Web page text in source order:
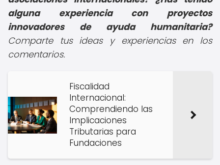
alguna experiencia con proyectos
innovadores de ayuda humanitaria?
Comparte tus ideas y experiencias en los
comentarios.
Fiscalidad
Internacional:
Comprendiendo las
Implicaciones
Tributarias para
Fundaciones